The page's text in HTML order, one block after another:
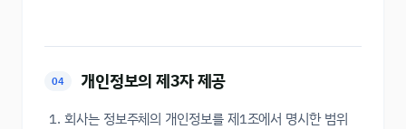
04 개인정보의 제3자 제공
회사는 정보주체의 개인정보를 제1조에서 명시한 범위